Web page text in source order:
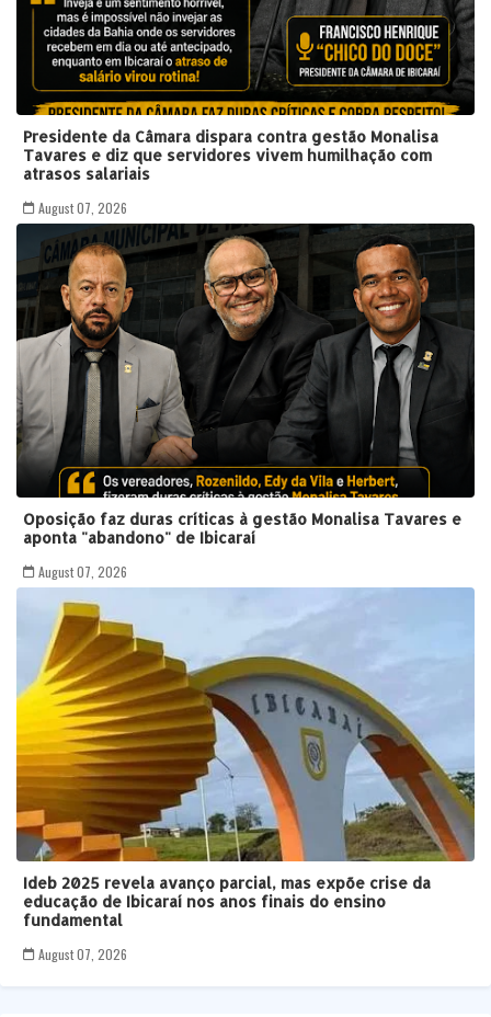
Presidente da Câmara dispara contra gestão Monalisa
Tavares e diz que servidores vivem humilhação com
atrasos salariais
August 07, 2026
Oposição faz duras críticas à gestão Monalisa Tavares e
aponta "abandono" de Ibicaraí
August 07, 2026
Ideb 2025 revela avanço parcial, mas expõe crise da
educação de Ibicaraí nos anos finais do ensino
fundamental
August 07, 2026